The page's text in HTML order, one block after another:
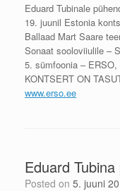
Eduard Tubinale
19. juunil Estonia
Ballaad Mart Saare
Sonaat sooloviiulile –
5. sümfoonia –
KONTSERT ON
www.erso.ee
Eduard
Posted on 5. juuni